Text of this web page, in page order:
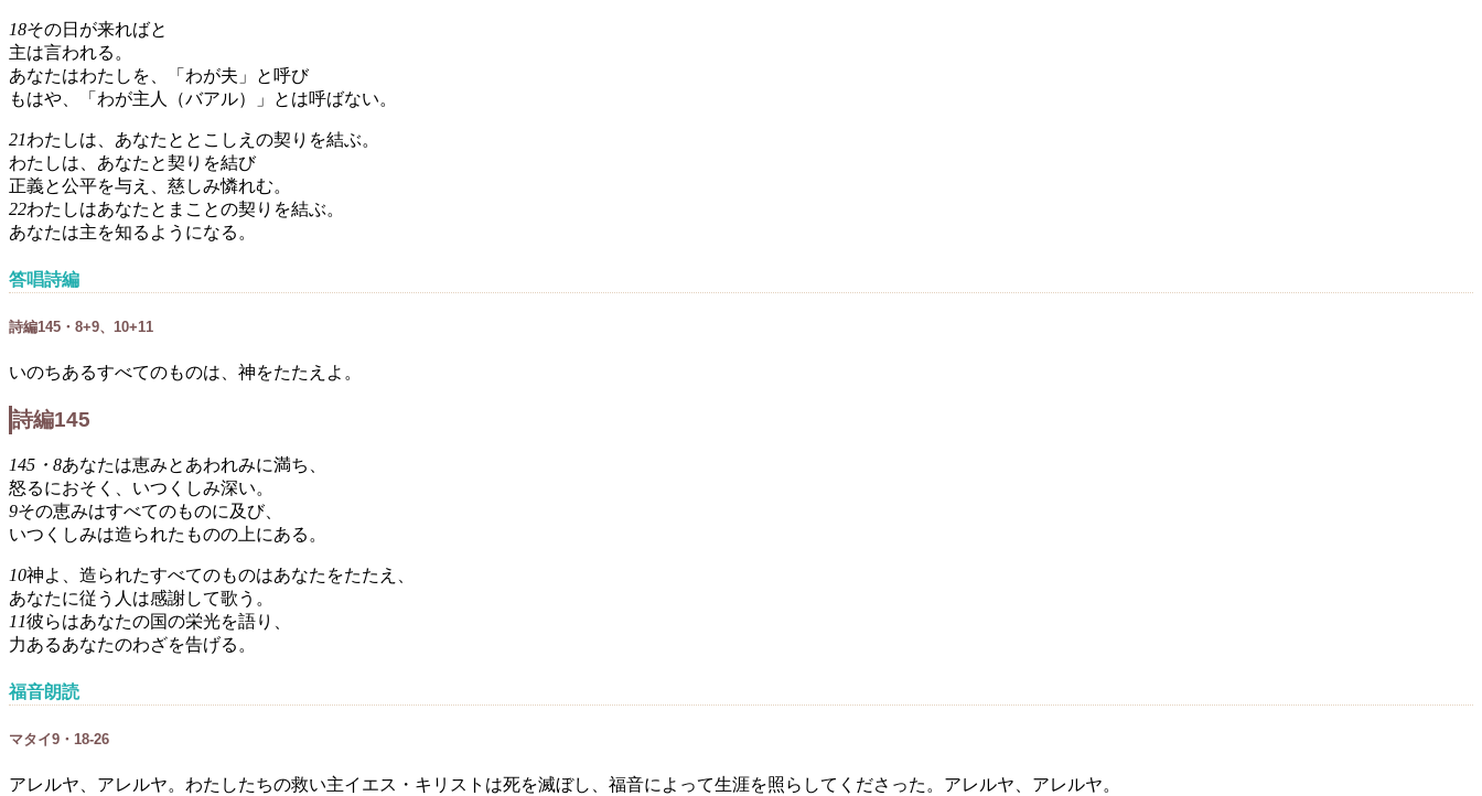
18その日が来ればと
主は言われる。
あなたはわたしを、「わが夫」と呼び
もはや、「わが主人（バアル）」とは呼ばない。
21わたしは、あなたととこしえの契りを結ぶ。
わたしは、あなたと契りを結び
正義と公平を与え、慈しみ憐れむ。
22わたしはあなたとまことの契りを結ぶ。
あなたは主を知るようになる。
答唱詩編
詩編145・8+9、10+11
いのちあるすべてのものは、神をたたえよ。
詩編145
145・8あなたは恵みとあわれみに満ち、
怒るにおそく、いつくしみ深い。
9その恵みはすべてのものに及び、
いつくしみは造られたものの上にある。
10神よ、造られたすべてのものはあなたをたたえ、
あなたに従う人は感謝して歌う。
11彼らはあなたの国の栄光を語り、
力あるあなたのわざを告げる。
福音朗読
マタイ9・18-26
アレルヤ、アレルヤ。わたしたちの救い主イエス・キリストは死を滅ぼし、福音によって生涯を照らしてくださった。アレルヤ、アレルヤ。